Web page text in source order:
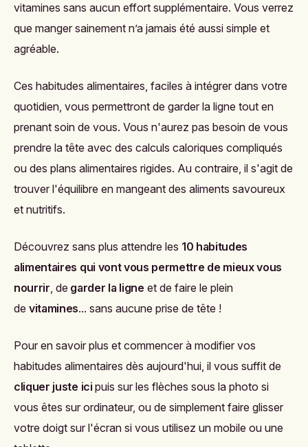
vitamines sans aucun effort supplémentaire. Vous verrez
que manger sainement n’a jamais été aussi simple et
agréable.
Ces habitudes alimentaires, faciles à intégrer dans votre
quotidien, vous permettront de garder la ligne tout en
prenant soin de vous. Vous n'aurez pas besoin de vous
prendre la tête avec des calculs caloriques compliqués
ou des plans alimentaires rigides. Au contraire, il s'agit de
trouver l'équilibre en mangeant des aliments savoureux
et nutritifs.
Découvrez sans plus attendre les 10 habitudes
alimentaires qui vont vous permettre de mieux vous
nourrir, de garder la ligne et de faire le plein
de vitamines... sans aucune prise de tête !
Pour en savoir plus et commencer à modifier vos
habitudes alimentaires dès aujourd'hui, il vous suffit de
cliquer juste ici puis sur les flèches sous la photo si
vous êtes sur ordinateur, ou de simplement faire glisser
votre doigt sur l'écran si vous utilisez un mobile ou une